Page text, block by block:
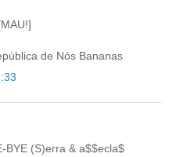
de Nós Bananas
BYE (S)erra & a$$ecla$